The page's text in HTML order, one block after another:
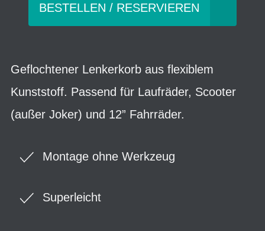
BESTELLEN / RESERVIEREN
Geflochtener Lenkerkorb aus flexiblem
Kunststoff. Passend für Laufräder, Scooter
(außer Joker) und 12” Fahrräder.
Montage ohne Werkzeug
Superleicht